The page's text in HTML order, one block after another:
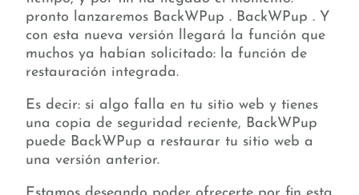
pronto lanzaremos BackWPup . BackWPup . Y
con esta nueva versión llegará la función que
muchos ya habían solicitado: la función de
restauración integrada.
Es decir: si algo falla en tu sitio web y tienes
una copia de seguridad reciente, BackWPup
puede BackWPup a restaurar tu sitio web a
una versión anterior.